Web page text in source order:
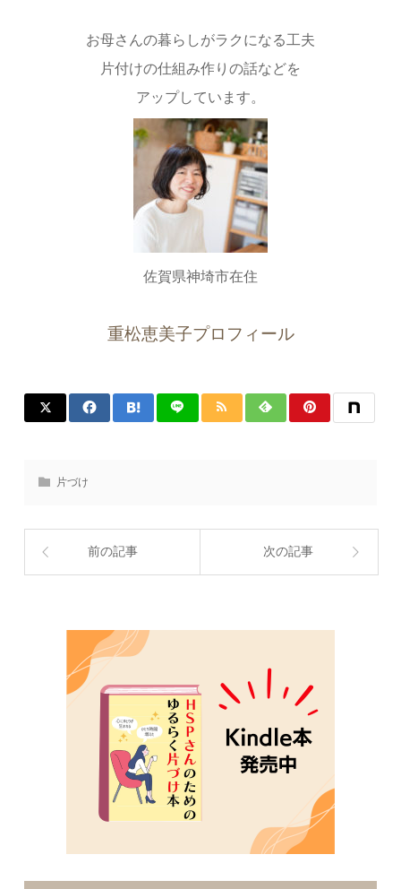
お母さんの暮らしがラクになる工夫
片付けの仕組み作りの話などを
アップしています。
佐賀県神埼市在住
重松恵美子プロフィール
片づけ
前の記事 次の記事